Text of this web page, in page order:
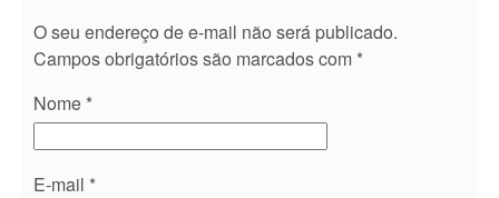
O seu endereço de e-mail não será publicado.
Campos obrigatórios são marcados com *
Nome *
E-mail *